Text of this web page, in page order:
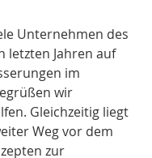
Unternehmen des
letzten Jahren auf
im
wir
Gleichzeitig liegt
Weg vor dem
zur